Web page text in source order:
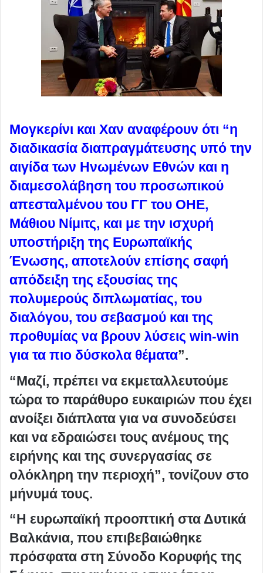
Μογκερίνι και Χαν αναφέρουν ότι “η
διαδικασία διαπραγμάτευσης υπό την
αιγίδα των Ηνωμένων Εθνών και η
διαμεσολάβηση του προσωπικού
απεσταλμένου του ΓΓ του ΟΗΕ,
Μάθιου Νίμιτς, και με την ισχυρή
υποστήριξη της Ευρωπαϊκής
Ένωσης, αποτελούν επίσης σαφή
απόδειξη της εξουσίας της
πολυμερούς διπλωματίας, του
διαλόγου, του σεβασμού και της
προθυμίας να βρουν λύσεις win-win
για τα πιο δύσκολα θέματα”.
“Μαζί, πρέπει να εκμεταλλευτούμε
τώρα το παράθυρο ευκαιριών που έχει
ανοίξει διάπλατα για να συνοδεύσει
και να εδραιώσει τους ανέμους της
ειρήνης και της συνεργασίας σε
ολόκληρη την περιοχή”, τονίζουν στο
μήνυμά τους.
“Η ευρωπαϊκή προοπτική στα Δυτικά
Βαλκάνια, που επιβεβαιώθηκε
πρόσφατα στη Σύνοδο Κορυφής της